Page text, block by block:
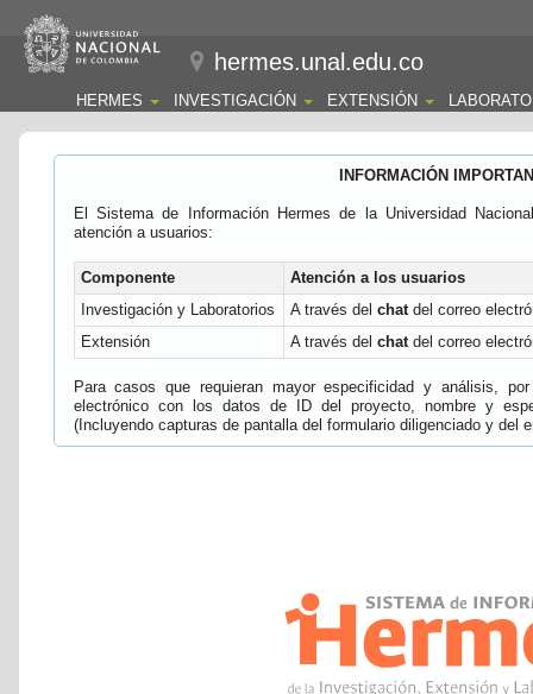
hermes.unal.edu.co
HERMES INVESTIGACIÓN EXTENSIÓN
INFORMACIÓN
El Sistema de Información Hermes de la Universidad
atención a usuarios:
Componente
Atención a los usuarios
Investigación y Laboratorios
A través del chatdel correo
Extensión
A través del chatdel correo
Para casos que requieran mayor especificidad y análisis,
electrónico con los datos de ID del proyecto, nombre y
(Incluyendo capturas de pantalla del formulario diligenciado y del